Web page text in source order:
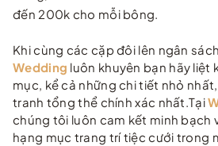
đến 200k cho mỗi bông.
Khi cùng các cặp đôi lên ngân
Wedding luôn khuyên bạn hãy liệt
mục, kể cả những chi tiết nhỏ
tranh tổng thể chính xác nhất.Tại
chúng tôi luôn cam kết minh bạch
hạng mục trang trí tiệc cưới trong